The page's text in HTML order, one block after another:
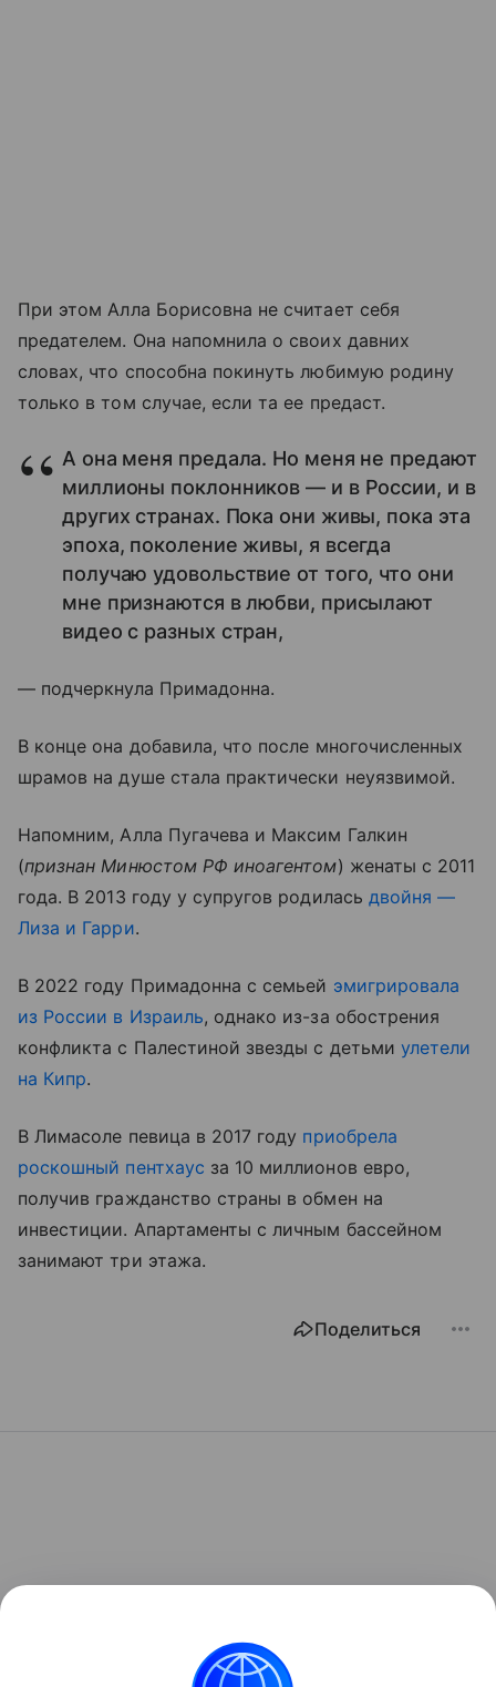
При этом Алла Борисовна не считает себя
предателем. Она напомнила о своих давних
словах, что способна покинуть любимую родину
только в том случае, если та ее предаст.
А она меня предала. Но меня не предают
миллионы поклонников — и в России, и в
других странах. Пока они живы, пока эта
эпоха, поколение живы, я всегда
получаю удовольствие от того, что они
мне признаются в любви, присылают
видео с разных стран,
— подчеркнула Примадонна.
В конце она добавила, что после многочисленных
шрамов на душе стала практически неуязвимой.
Напомним, Алла Пугачева и Максим Галкин
(признан Минюстом РФ иноагентом) женаты с 2011
года. В 2013 году у супругов родилась двойня —
Лиза и Гарри.
В 2022 году Примадонна с семьей эмигрировала
из России в Израиль, однако из-за обострения
конфликта с Палестиной звезды с детьми улетели
на Кипр.
В Лимасоле певица в 2017 году приобрела
роскошный пентхаус за 10 миллионов евро,
получив гражданство страны в обмен на
инвестиции. Апартаменты с личным бассейном
занимают три этажа.
Поделиться